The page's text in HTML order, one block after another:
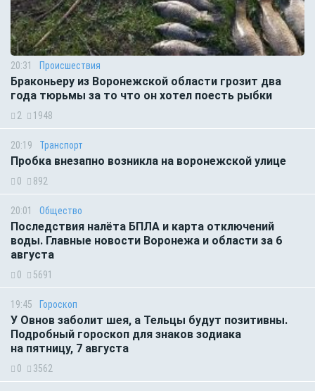
20:31 Происшествия
Браконьеру из Воронежской области грозит два
года тюрьмы за то что он хотел поесть рыбки
2 1948
20:19 Транспорт
Пробка внезапно возникла на воронежской улице
0 892
20:01 Общество
Последствия налёта БПЛА и карта отключений
воды. Главные новости Воронежа и области за 6
августа
0 5691
19:45 Гороскоп
У Овнов заболит шея, а Тельцы будут позитивны.
Подробный гороскоп для знаков зодиака
на пятницу, 7 августа
0 3562